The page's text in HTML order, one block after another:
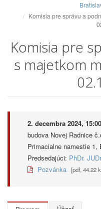
Komisia pre správu a
Komisia pre
s majetkom
2. decembra 2024,
budova Novej Radnice
Primacialne namestie 1,
Predsedajúci: PhDr.
Pozvánka [pdf, 44.22